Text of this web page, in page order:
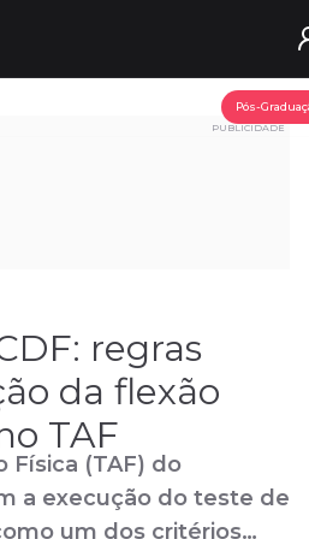
Pós-
PUBLICIDADE
regras
da flexão
TAF
Física (TAF) do
a execução do teste de
um dos critérios